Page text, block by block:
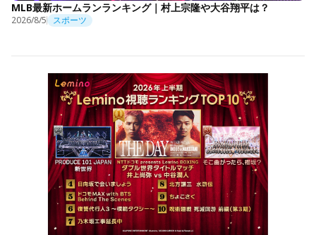
MLB最新ホームランランキング｜村上宗隆や大谷翔平は？
2026/8/5 スポーツ